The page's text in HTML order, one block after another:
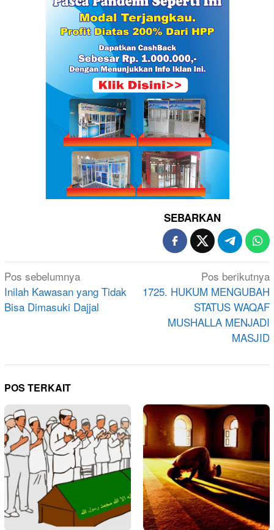
SEBARKAN
Navigasi
pos
Pos sebelumnya
Inilah Kawasan yang Tidak
Bisa Dimasuki Dajjal
Pos berikutnya
1725. HUKUM MENGUBAH
STATUS WAQAF
MUSHALLA MENJADI
MASJID
POS TERKAIT